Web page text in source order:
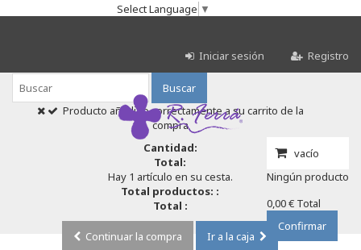
Select Language ▼
Iniciar sesión Registro
Buscar
vacío
Ningún producto
0,00 € Total
Confirmar
Producto añadido correctamente a su carrito de la
compra
Cantidad:
Total:
Hay 1 artículo en su cesta.
Total productos: :
Total :
Continuar la compra
Ir a la caja